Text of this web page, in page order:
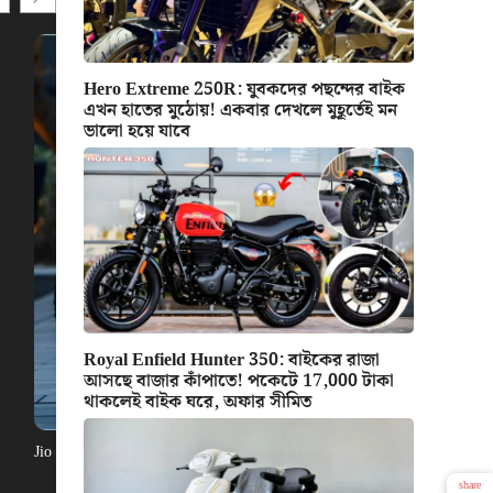
Jio Electric Cycle: বিরাট সুখবর, দাম স্মার্টফোনের থেকেও কম! চমৎকার লুক
Hero Extreme 250R: যুবকদের পছন্দের বাইক
এখন হাতের মুঠোয়! একবার দেখলে মুহূর্তেই মন
ভালো হয়ে যাবে
Royal Enfield Hunter 350: বাইকের রাজা
আসছে বাজার কাঁপাতে! পকেটে 17,000 টাকা
থাকলেই বাইক ঘরে, অফার সীমিত
share